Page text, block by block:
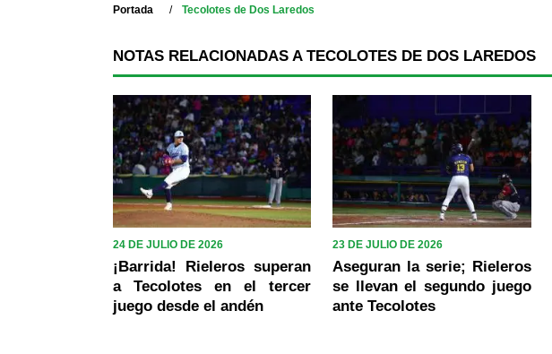
Portada Tecolotes de Dos Laredos
NOTAS RELACIONADAS A TECOLOTES DE DOS LAREDOS
24 DE JULIO DE 2026
¡Barrida! Rieleros superan
a Tecolotes en el tercer
juego desde el andén
23 DE JULIO DE 2026
Aseguran la serie; Rieleros
se llevan el segundo juego
ante Tecolotes